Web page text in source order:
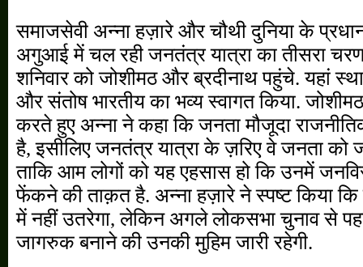
समाजसेवी अन्ना हज़ारे और चौथी दुनिया के
अगुआई में चल रही जनतंत्र यात्रा का तीसरा
शनिवार को जोशीमठ और ब्रदीनाथ पहुंचे. यहां
और संतोष भारतीय का भव्य स्वागत किया.
करते हुए अन्ना ने कहा कि जनता मौजूदा
है, इसीलिए जनतंत्र यात्रा के ज़रिए वे जनता को
ताकि आम लोगों को यह एहसास हो कि उनमें
फेंकने की ताक़त है. अन्ना हज़ारे ने स्पष्ट किया कि
में नहीं उतरेगा, लेकिन अगले लोकसभा चुनाव से
जागरुक बनाने की उनकी मुहिम जारी रहेगी.